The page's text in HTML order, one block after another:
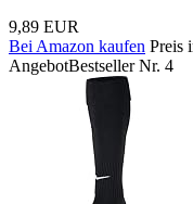
9,89 EUR
Bei Amazon kaufen Preis
AngebotBestseller Nr. 4